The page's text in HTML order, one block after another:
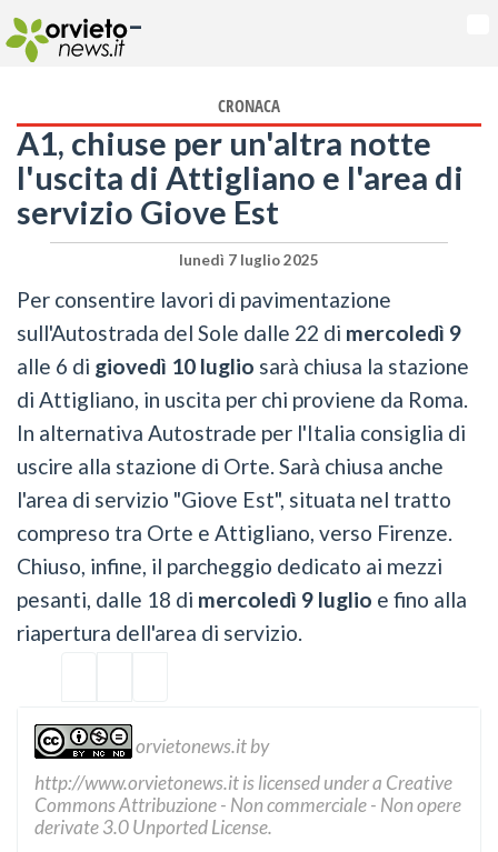
-
CRONACA
A1, chiuse per un'altra notte
l'uscita di Attigliano e l'area di
servizio Giove Est
lunedì 7 luglio 2025
Per consentire lavori di pavimentazione
sull'Autostrada del Sole dalle 22 di mercoledì 9
alle 6 di giovedì 10 luglio sarà chiusa la stazione
di Attigliano, in uscita per chi proviene da Roma.
In alternativa Autostrade per l'Italia consiglia di
uscire alla stazione di Orte. Sarà chiusa anche
l'area di servizio "Giove Est", situata nel tratto
compreso tra Orte e Attigliano, verso Firenze.
Chiuso, infine, il parcheggio dedicato ai mezzi
pesanti, dalle 18 di mercoledì 9 luglio e fino alla
riapertura dell'area di servizio.
orvietonews.itby
http://www.orvietonews.itis licensed under a Creative
Commons Attribuzione - Non commerciale - Non opere
derivate 3.0 Unported License.